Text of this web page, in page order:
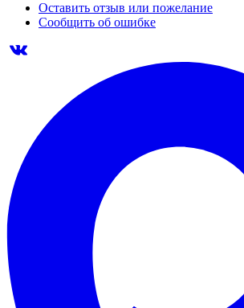
Оставить отзыв или пожелание
Сообщить об ошибке